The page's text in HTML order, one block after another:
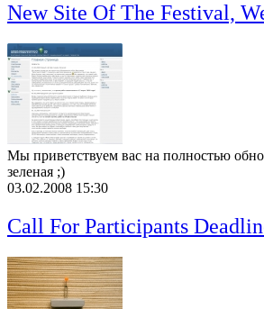
New Site Of The Festival,
Мы приветствуем вас на полностью
зеленая ;)
03.02.2008 15:30
Call For Participants